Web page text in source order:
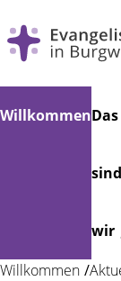
überspringen
WillkommenDas
sind
wir
Willkommen